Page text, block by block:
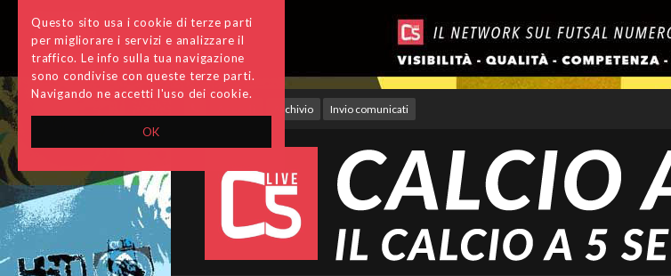
OK
Questo sito usa i cookie di terze parti
per migliorare i servizi e analizzare il
traffico. Le info sulla tua navigazione
sono condivise con queste terze parti.
Navigando ne accetti l'uso dei cookie.
Archivio Invio comunicati